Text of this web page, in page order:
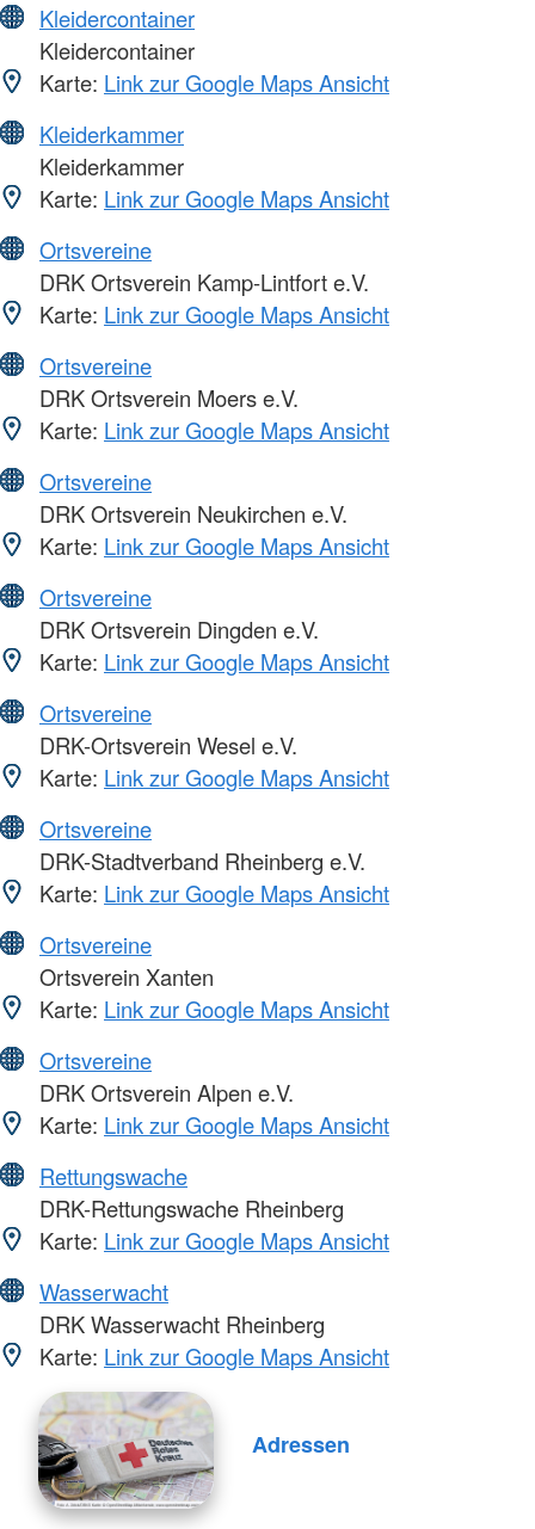
Kleidercontainer
Kleidercontainer
Karte: Link zur Google Maps Ansicht
Kleiderkammer
Kleiderkammer
Karte: Link zur Google Maps Ansicht
Ortsvereine
DRK Ortsverein Kamp-Lintfort e.V.
Karte: Link zur Google Maps Ansicht
Ortsvereine
DRK Ortsverein Moers e.V.
Karte: Link zur Google Maps Ansicht
Ortsvereine
DRK Ortsverein Neukirchen e.V.
Karte: Link zur Google Maps Ansicht
Ortsvereine
DRK Ortsverein Dingden e.V.
Karte: Link zur Google Maps Ansicht
Ortsvereine
DRK-Ortsverein Wesel e.V.
Karte: Link zur Google Maps Ansicht
Ortsvereine
DRK-Stadtverband Rheinberg e.V.
Karte: Link zur Google Maps Ansicht
Ortsvereine
Ortsverein Xanten
Karte: Link zur Google Maps Ansicht
Ortsvereine
DRK Ortsverein Alpen e.V.
Karte: Link zur Google Maps Ansicht
Rettungswache
DRK-Rettungswache Rheinberg
Karte: Link zur Google Maps Ansicht
Wasserwacht
DRK Wasserwacht Rheinberg
Karte: Link zur Google Maps Ansicht
Adressen